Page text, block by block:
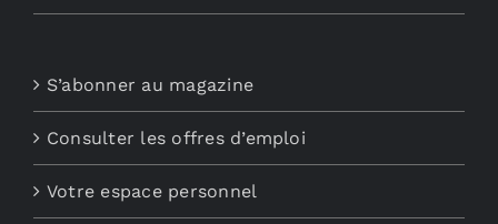
S’abonner au magazine
Consulter les offres d’emploi
Votre espace personnel